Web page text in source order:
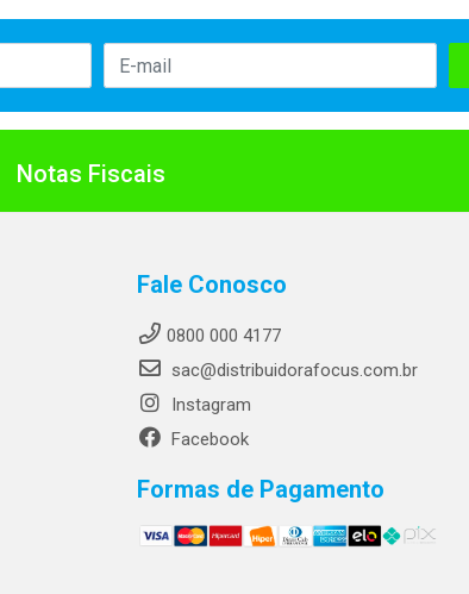
Notas Fiscais
Fale Conosco
0800 000 4177
sac@distribuidorafocus.com.br
Instagram
Facebook
Formas de Pagamento